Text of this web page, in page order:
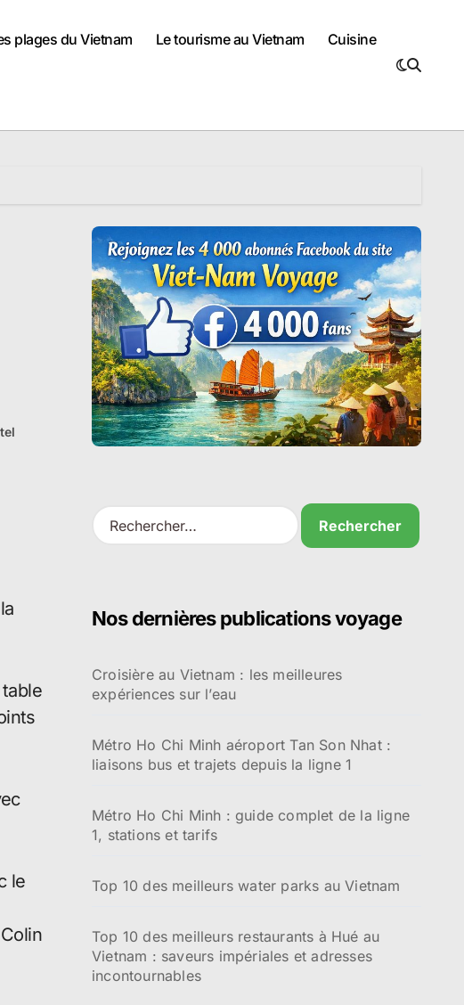
plages du Vietnam Le tourisme au Vietnam Cuisine
le
R
e
r
e
r
Nos dernières publications voyage
Croisière au Vietnam : les meilleures
expériences sur l’eau
Métro Ho Chi Minh aéroport Tan Son Nhat :
liaisons bus et trajets depuis la ligne 1
Métro Ho Chi Minh : guide complet de la ligne
1, stations et tarifs
Top 10 des meilleurs water parks au Vietnam
Top 10 des meilleurs restaurants à Hué au
Vietnam : saveurs impériales et adresses
incontournables